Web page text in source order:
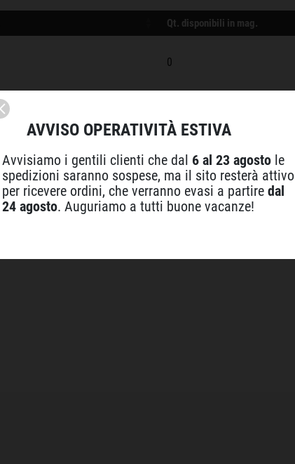
Qt. disponibili in mag.
0
24/48h
AVVISO OPERATIVITÀ ESTIVA
Avvisiamo i gentili clienti che dal 6 al 23 agosto le
spedizioni saranno sospese, ma il sito resterà attivo
per ricevere ordini, che verranno evasi a partire dal
24 agosto. Auguriamo a tutti buone vacanze!